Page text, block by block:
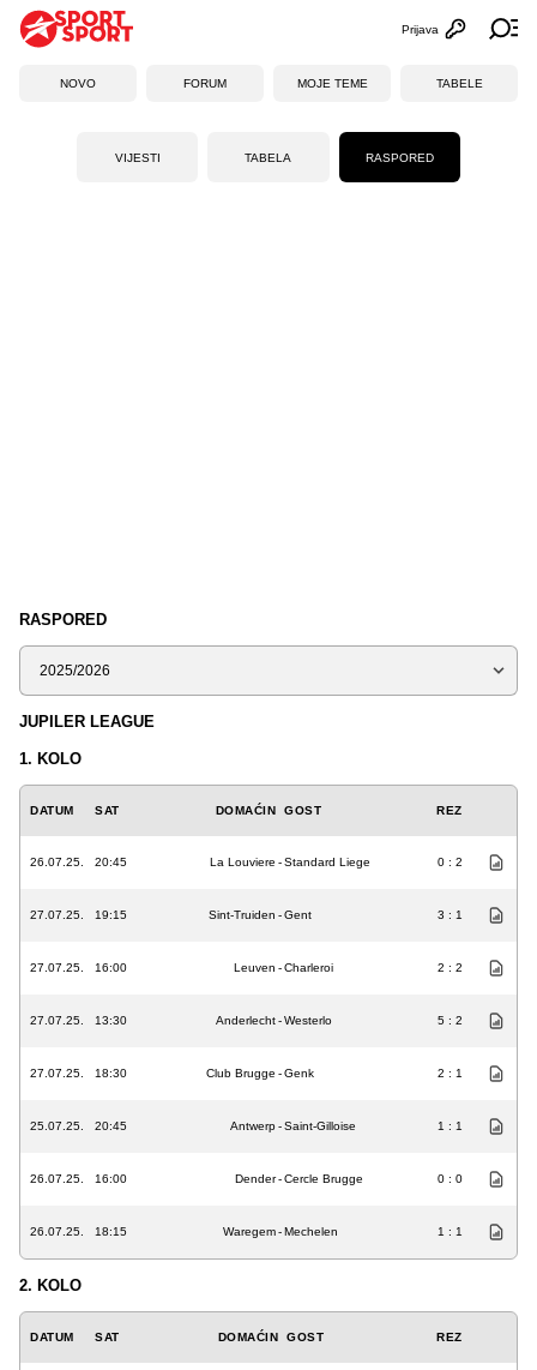
Otvori
Prijava
NOVO FORUM MOJE TEME TABELE
VIJESTI TABELA RASPORED
RASPORED
Sezona
JUPILER LEAGUE
1. KOLO
DATUM SAT DOMAĆIN GOST REZ
26.07.25. 20:45 La Louviere -Standard Liege 0 : 2
27.07.25. 19:15 Sint-Truiden -Gent 3 : 1
27.07.25. 16:00 Leuven -Charleroi 2 : 2
27.07.25. 13:30 Anderlecht-Westerlo 5 : 2
27.07.25. 18:30 Club Brugge -Genk 2 : 1
25.07.25. 20:45 Antwerp-Saint-Gilloise 1 : 1
26.07.25. 16:00 Dender-Cercle Brugge 0 : 0
26.07.25. 18:15 Waregem-Mechelen 1 : 1
2. KOLO
DATUM SAT DOMAĆIN GOST REZ